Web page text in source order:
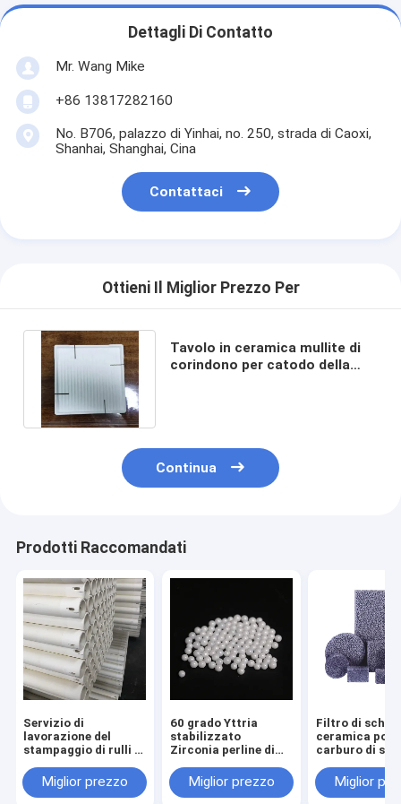
Dettagli Di Contatto
Mr. Wang Mike
+86 13817282160
No. B706, palazzo di Yinhai, no. 250, strada di Caoxi,
Shanhai, Shanghai, Cina
Contattaci
Ottieni Il Miglior Prezzo Per
Tavolo in ceramica mullite di
corindono per catodo della
Continua
Prodotti Raccomandati
Servizio di
lavorazione del
stampaggio di rulli in
alluminio refrattari
ad alta temperatura
Miglior prezzo
60 grado Yttria
stabilizzato
Zirconia perline di
sfereMiglior prezzo
Filtro di
ceramica
carburo di
filtrazione di
fusi
Miglior